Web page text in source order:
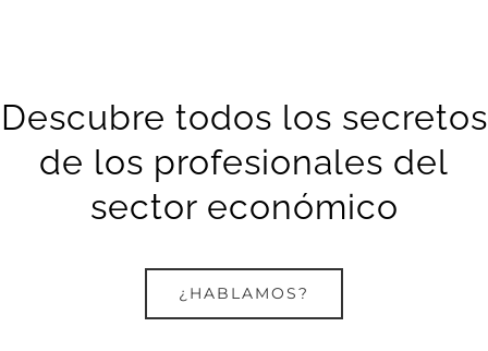
Descubre todos los secretos
de los profesionales del
sector económico
¿HABLAMOS?